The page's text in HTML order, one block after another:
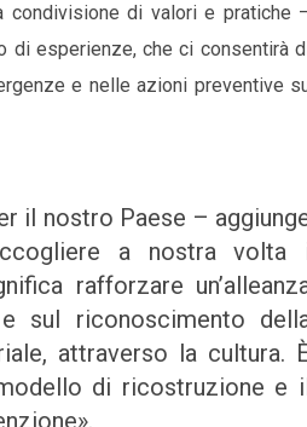
condivisione di valori e pratiche
di esperienze, che ci consentirà
e nelle azioni preventive
il nostro Paese –
a nostra volta
rafforzare
sul riconoscimento
attraverso la cultura.
di ricostruzione e